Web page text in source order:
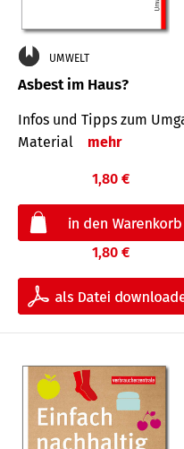
UMWELT
Asbest im Haus?
Infos und Tipps zum
Mate­rial
mehr
1,80 €
1,80 €